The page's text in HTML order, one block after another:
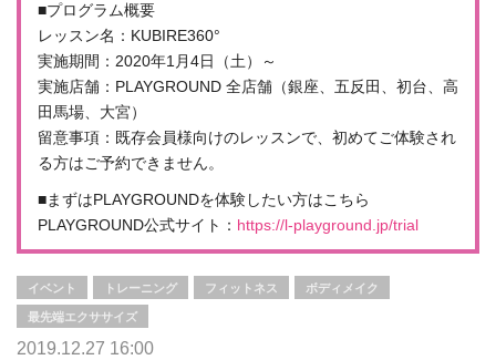
■プログラム概要
レッスン名：KUBIRE360°
実施期間：2020年1月4日（土）～
実施店舗：PLAYGROUND 全店舗（銀座、五反田、初台、高
田馬場、大宮）
留意事項：既存会員様向けのレッスンで、初めてご体験され
る方はご予約できません。
■まずはPLAYGROUNDを体験したい方はこちら
PLAYGROUND公式サイト： https://l-playground.jp/trial
イベント トレーニング フィットネス ボディメイク
最先端エクササイズ
2019.12.27 16:00